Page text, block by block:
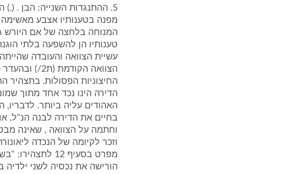
מפנה בטענותיו אצבע
טענותיו הן להשפעה בלתי
עשיית הצוואה והעובדה
הצוואה
החיצוניות הפסולות. בתצהיר
הדירה הינו נכד אחד מתוך
האהודים עליה ביותר.
בחיים את הדירה לבנה הנ"ל,
וחתמה על הצוואה , שאינה
וזכר לקיומה של הנכדה
הורישה את נכסיה לשני ילדיה